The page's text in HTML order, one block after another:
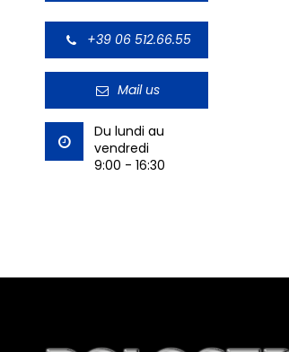
+39 06 512.66.55
Mail us
Du lundi au
vendredi
9:00 - 16:30